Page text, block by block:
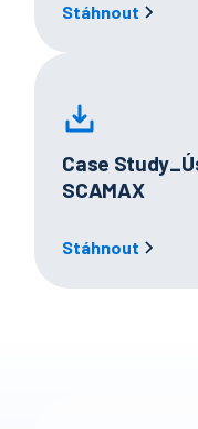
Stáhnout
Case
SCAMAX
Stáhnout